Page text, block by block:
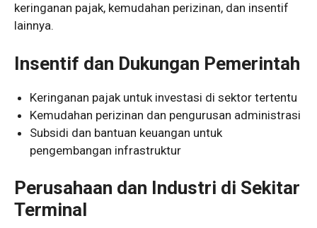
keringanan pajak, kemudahan perizinan, dan insentif
lainnya.
Insentif dan Dukungan Pemerintah
Keringanan pajak untuk investasi di sektor tertentu
Kemudahan perizinan dan pengurusan administrasi
Subsidi dan bantuan keuangan untuk
pengembangan infrastruktur
Perusahaan dan Industri di Sekitar
Terminal